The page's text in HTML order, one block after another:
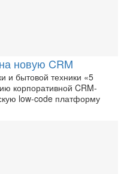
новую CRM
и бытовой техники «5
корпоративной CRM-
low-code платформу